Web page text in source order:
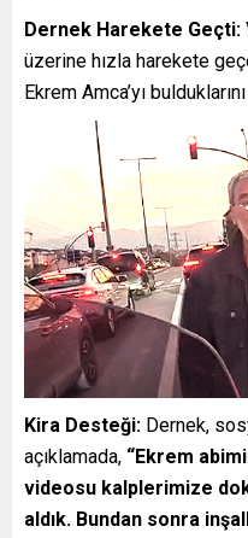
Dernek Harekete Geçti:
üzerine hızla harekete
Ekrem Amca’yı bulduklarını
Kira Desteği: Dernek,
açıklamada, “Ekrem
videosu kalplerimize
aldık. Bundan sonra